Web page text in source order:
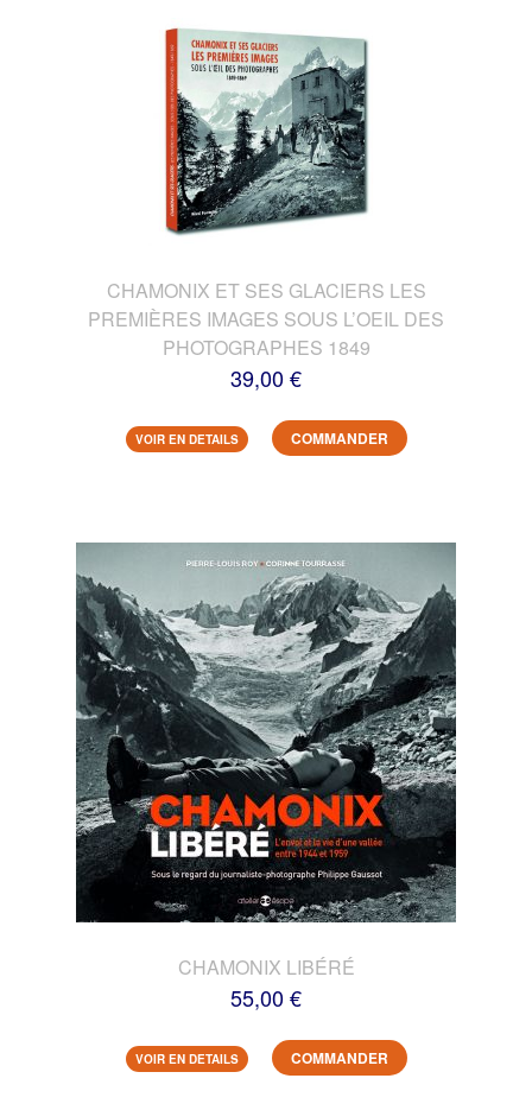
CHAMONIX ET SES GLACIERS LES
PREMIÈRES IMAGES SOUS L’OEIL DES
PHOTOGRAPHES 1849
39,00 €
VOIR EN DETAILS COMMANDER
CHAMONIX LIBÉRÉ
55,00 €
VOIR EN DETAILS COMMANDER